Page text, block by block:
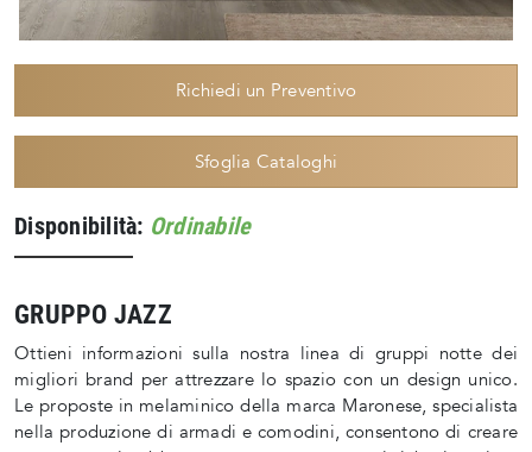
Richiedi un Preventivo
Sfoglia Cataloghi
Disponibilità: Ordinabile
GRUPPO JAZZ
Ottieni informazioni sulla nostra linea di gruppi notte dei
migliori brand per attrezzare lo spazio con un design unico.
Le proposte in melaminico della marca Maronese, specialista
nella produzione di armadi e comodini, consentono di creare